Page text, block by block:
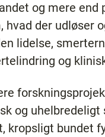
og mere
hvad der udløser
lidelse,
og
og
kropsligt bundet